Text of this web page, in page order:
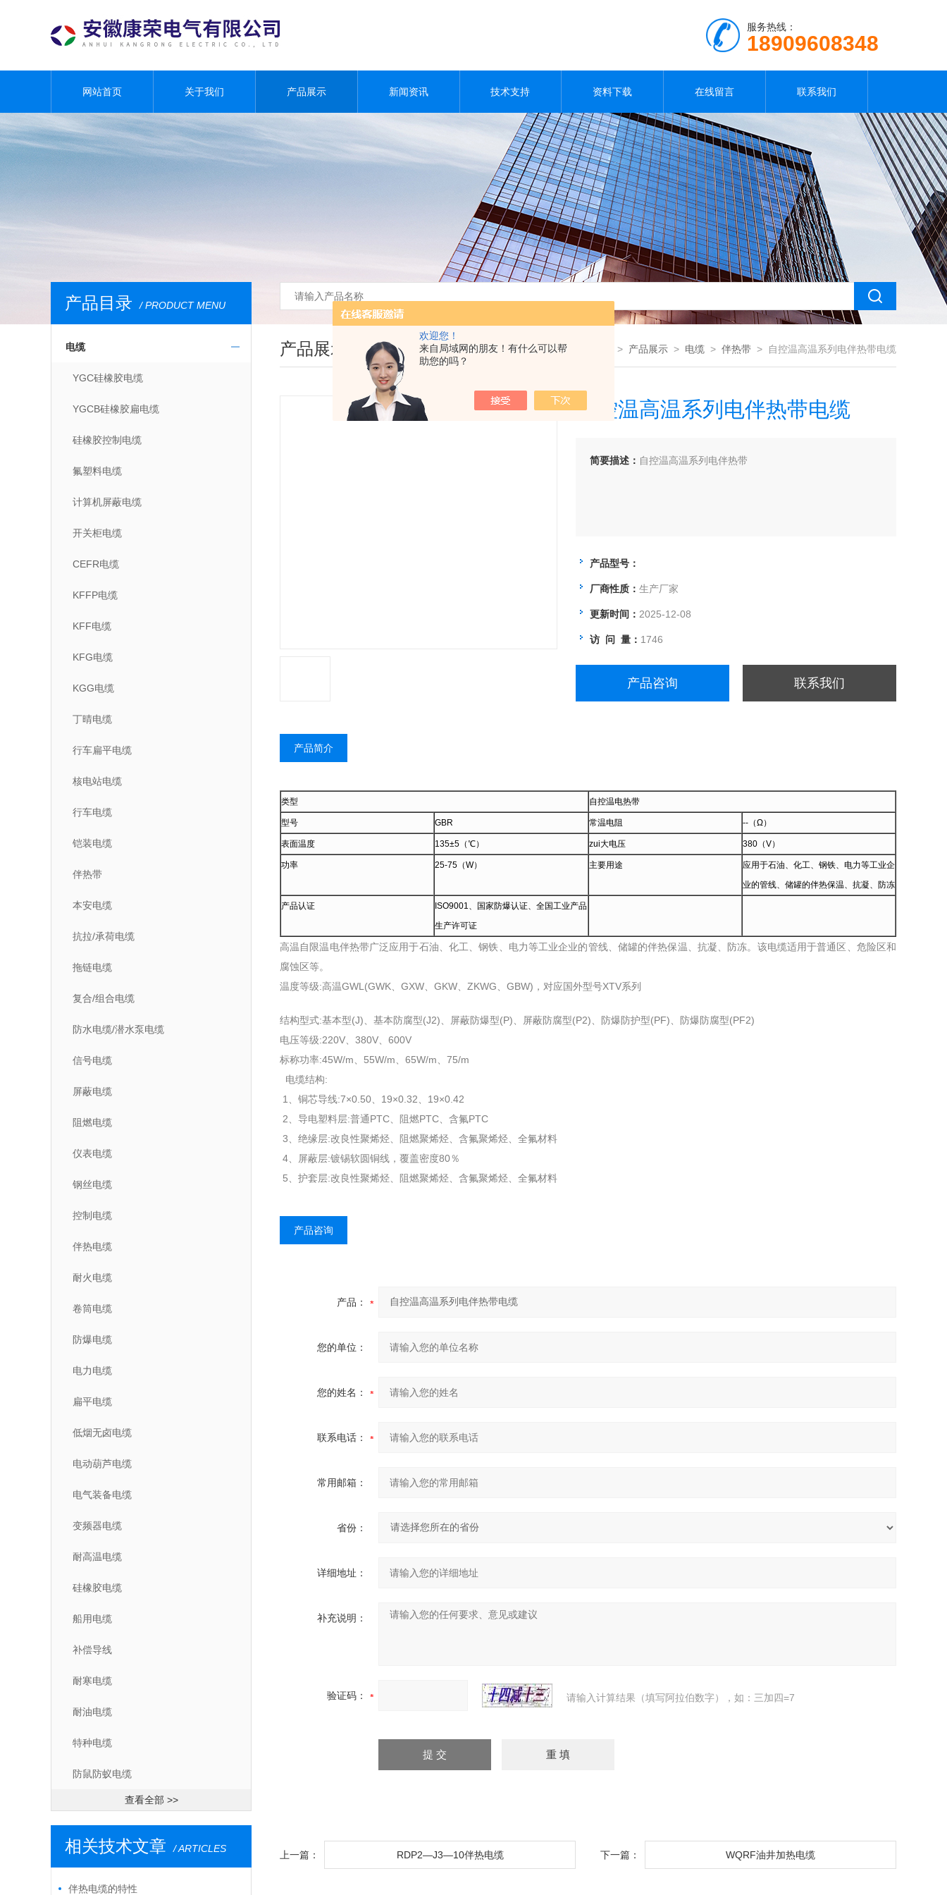
欢迎您！
来自局域网的朋友！有什么可以帮
助您的吗？
服务热线：
18909608348
网站首页 关于我们 产品展示 新闻资讯 技术支持 资料下载 在线留言 联系我们
产品目录 / PRODUCT MENU
电缆
YGC硅橡胶电缆
YGCB硅橡胶扁电缆
硅橡胶控制电缆
氟塑料电缆
计算机屏蔽电缆
开关柜电缆
CEFR电缆
KFFP电缆
KFF电缆
KFG电缆
KGG电缆
丁晴电缆
行车扁平电缆
核电站电缆
行车电缆
铠装电缆
伴热带
本安电缆
抗拉/承荷电缆
拖链电缆
复合/组合电缆
防水电缆/潜水泵电缆
信号电缆
屏蔽电缆
阻燃电缆
仪表电缆
钢丝电缆
控制电缆
伴热电缆
耐火电缆
卷筒电缆
防爆电缆
电力电缆
扁平电缆
低烟无卤电缆
电动葫芦电缆
电气装备电缆
变频器电缆
耐高温电缆
硅橡胶电缆
船用电缆
补偿导线
耐寒电缆
耐油电缆
特种电缆
防鼠防蚁电缆
查看全部 >>
相关技术文章 / ARTICLES
伴热电缆的特性
产品展示 您现在的位置： > 产品展示 > 电缆 > 伴热带 > 自控温高温系列电伴热带电缆
自控温高温系列电伴热带电缆
简要描述： 自控温高温系列电伴热带
产品型号：
厂商性质： 生产厂家
更新时间： 2025-12-08
访 问 量： 1746
产品咨询 联系我们
产品简介
类型 自控温电热带
型号 GBR 常温电阻 --（Ω）
表面温度 135±5（℃） zui大电压 380（V）
功率 25-75（W） 主要用途
应用于石油、化工、钢铁、电力等工业企
业的管线、储罐的伴热保温、抗凝、防冻
产品认证
ISO9001、国家防爆认证、全国工业产品
生产许可证
高温自限温电伴热带广泛应用于石油、化工、钢铁、电力等工业企业的管线、储罐的伴热保温、抗凝、防冻。该电缆适用于普通区、危险区和
腐蚀区等。
温度等级:高温GWL(GWK、GXW、GKW、ZKWG、GBW)，对应国外型号XTV系列
结构型式:基本型(J)、基本防腐型(J2)、屏蔽防爆型(P)、屏蔽防腐型(P2)、防爆防护型(PF)、防爆防腐型(PF2)
电压等级:220V、380V、600V
标称功率:45W/m、55W/m、65W/m、75/m
电缆结构:
1、铜芯导线:7×0.50、19×0.32、19×0.42
2、导电塑料层:普通PTC、阻燃PTC、含氟PTC
3、绝缘层:改良性聚烯烃、阻燃聚烯烃、含氟聚烯烃、全氟材料
4、屏蔽层:镀锡软圆铜线，覆盖密度80％
5、护套层:改良性聚烯烃、阻燃聚烯烃、含氟聚烯烃、全氟材料
产品咨询
产品：
您的单位：
您的姓名：
联系电话：
常用邮箱：
省份：
详细地址：
补充说明：
验证码： 请输入计算结果（填写阿拉伯数字），如：三加四=7
上一篇： RDP2—J3—10伴热电缆 下一篇： WQRF油井加热电缆